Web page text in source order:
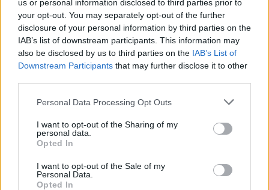
us or personal information disclosed to third parties prior to
your opt-out. You may separately opt-out of the further
disclosure of your personal information by third parties on the
IAB’s list of downstream participants. This information may
also be disclosed by us to third parties on the IAB’s List of
Downstream Participants that may further disclose it to other
Personal Data Processing Opt Outs
I want to opt-out of the Sharing of my
personal data.
Opted In
I want to opt-out of the Sale of my
Personal Data.
Opted In